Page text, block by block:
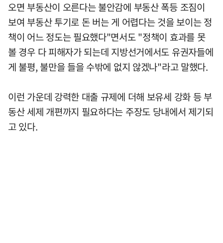
오면 부동산이 오른다는 불안감에 부동산 폭등 조짐이
보여 부동산 투기로 돈 버는 게 어렵다는 것을 보이는 정
책이 어느 정도는 필요했다"면서도 "정책이 효과를 못
볼 경우 다 피해자가 되는데 지방선거에서도 유권자들에
게 불평, 불만을 들을 수밖에 없지 않겠나"라고 말했다.
이런 가운데 강력한 대출 규제에 더해 보유세 강화 등 부
동산 세제 개편까지 필요하다는 주장도 당내에서 제기되
고 있다.